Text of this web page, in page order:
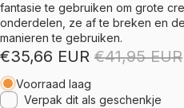
fantasie te gebruiken om grote
onderdelen, ze af te breken en
manieren te gebruiken.
Prijs met korting
€35,66 EUR Normale
€41,95 EUR
Voorraad laag
Verpak dit als geschenkje